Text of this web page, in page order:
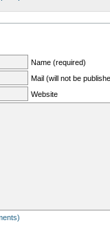
Name (required)
Mail (will not be
Website